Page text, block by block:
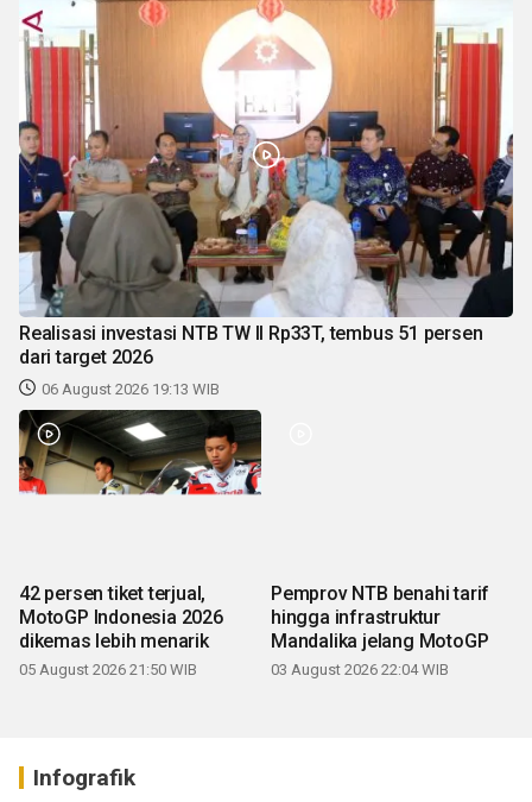
Realisasi investasi NTB TW II Rp33T, tembus 51 persen
dari target 2026
06 August 2026 19:13 WIB
42 persen tiket terjual,
MotoGP Indonesia 2026
dikemas lebih menarik
05 August 2026 21:50 WIB
Pemprov NTB benahi tarif
hingga infrastruktur
Mandalika jelang MotoGP
03 August 2026 22:04 WIB
Infografik